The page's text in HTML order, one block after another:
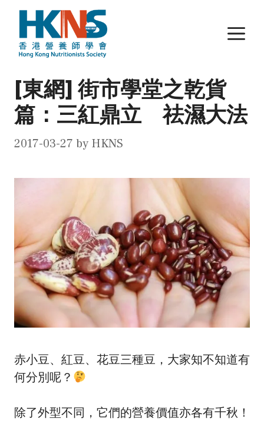
Skip
content
[東網] 街市學堂之乾貨
篇：三紅鼎立 祛濕大法
2017-03-27 by HKNS
赤小豆、紅豆、花豆三種豆，大家知不知道有
何分別呢？
除了外型不同，它們的營養價值亦各有千秋！